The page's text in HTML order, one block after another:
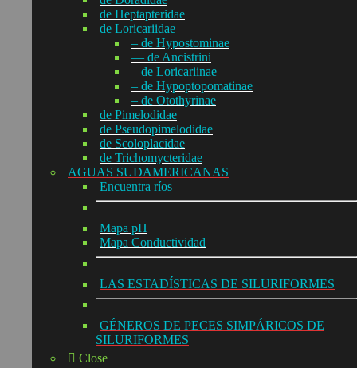
de Heptapteridae
de Loricariidae
– de Hypostominae
— de Ancistrini
– de Loricariinae
– de Hypoptopomatinae
– de Otothyrinae
de Pimelodidae
de Pseudopimelodidae
de Scoloplacidae
de Trichomycteridae
AGUAS SUDAMERICANAS
Encuentra ríos
Mapa pH
Mapa Conductividad
LAS ESTADÍSTICAS DE SILURIFORMES
GÉNEROS DE PECES SIMPÁRICOS DE
SILURIFORMES
Close